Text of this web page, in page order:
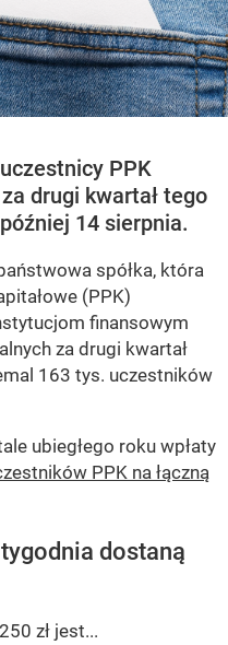
PPK
drugi kwartał tego
14 sierpnia.
spółka, która
(PPK)
finansowym
za drugi kwartał
163 tys. uczestników
ubiegłego roku wpłaty
PPK na łączną
dostaną
zł jest...